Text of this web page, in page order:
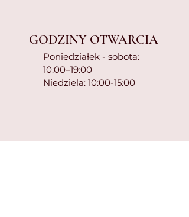
GODZINY OTWARCIA
Poniedziałek - sobota:
10:00–19:00
Niedziela: 10:00-15:00